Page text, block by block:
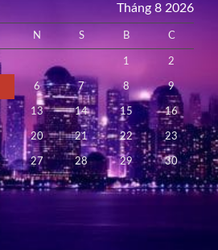
Tháng 8 2026
N S B C
1 2
6 7 8 9
13 14 15 16
20 21 22 23
27 28 29 30